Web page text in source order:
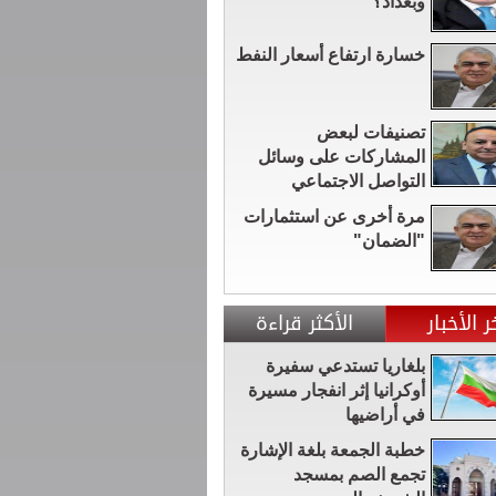
خسارة ارتفاع أسعار النفط
تصنيفات لبعض
المشاركات على وسائل
التواصل الاجتماعي
مرة أخرى عن استثمارات
"الضمان"
الأخبار الأكثر قراءة
بلغاريا تستدعي سفيرة
أوكرانيا إثر انفجار مسيرة
في أراضيها
خطبة الجمعة بلغة الإشارة
تجمع الصم بمسجد